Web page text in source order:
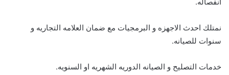
نمتلك احدث الاجهزه و البرمجيات مع ضمان العلامه التجاريه و
سنوات للصيانه.
خدمات التصليح و الصيانه الدوريه الشهريه او السنويه.